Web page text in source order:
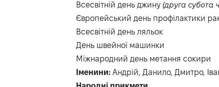
Всесвітній день джину (друга субота
Європейський день профілактики
Всесвітній день ляльок
День швейної машинки
Міжнародний день метання сокири
Іменини: Андрій, Данило, Дмитро,